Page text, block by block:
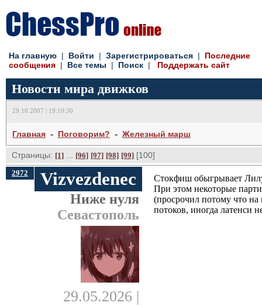
На главную | Войти | Зарегистрироваться | Последние
сообщения | Все темы | Поиск | Поддержать сайт
Новости мира движков
29.10.2007 | 19:10:30
Главная - Поговорим? - Железный марш
Страницы: [1] [96] [97] [98] [99] [100]
2972 Vizvezdenec
Ниже нуля
Севастополь
29.05.2026 |
Стокфиш обыгрывает
При этом некоторые
(просрочил потому что
потоков, иногда латенси